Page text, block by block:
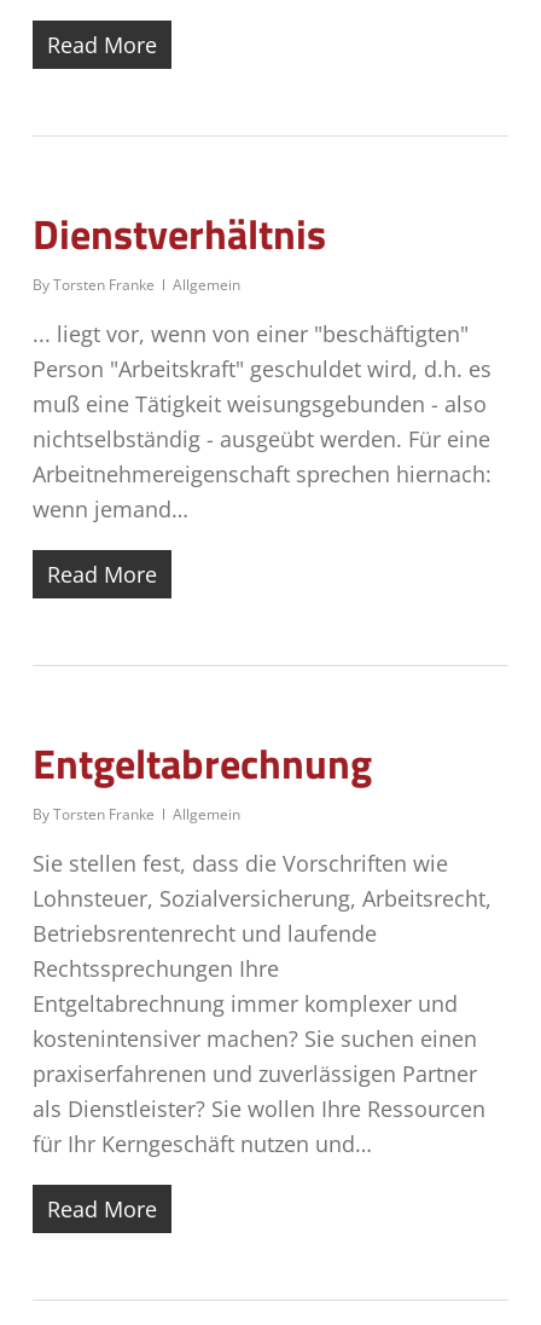
Read More
Dienstverhältnis
ByTorsten Franke Allgemein
... liegt vor, wenn von einer "beschäftigten"
Person "Arbeitskraft" geschuldet wird, d.h. es
muß eine Tätigkeit weisungsgebunden - also
nichtselbständig - ausgeübt werden. Für eine
Arbeitnehmereigenschaft sprechen hiernach:
wenn jemand…
Read More
Entgeltabrechnung
ByTorsten Franke Allgemein
Sie stellen fest, dass die Vorschriften wie
Lohnsteuer, Sozialversicherung, Arbeitsrecht,
Betriebsrentenrecht und laufende
Rechtssprechungen Ihre
Entgeltabrechnung immer komplexer und
kostenintensiver machen? Sie suchen einen
praxiserfahrenen und zuverlässigen Partner
als Dienstleister? Sie wollen Ihre Ressourcen
für Ihr Kerngeschäft nutzen und…
Read More